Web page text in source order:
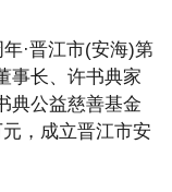
·晋江市(安海)第
事长、许书典家
典公益慈善基金
，成立晋江市安